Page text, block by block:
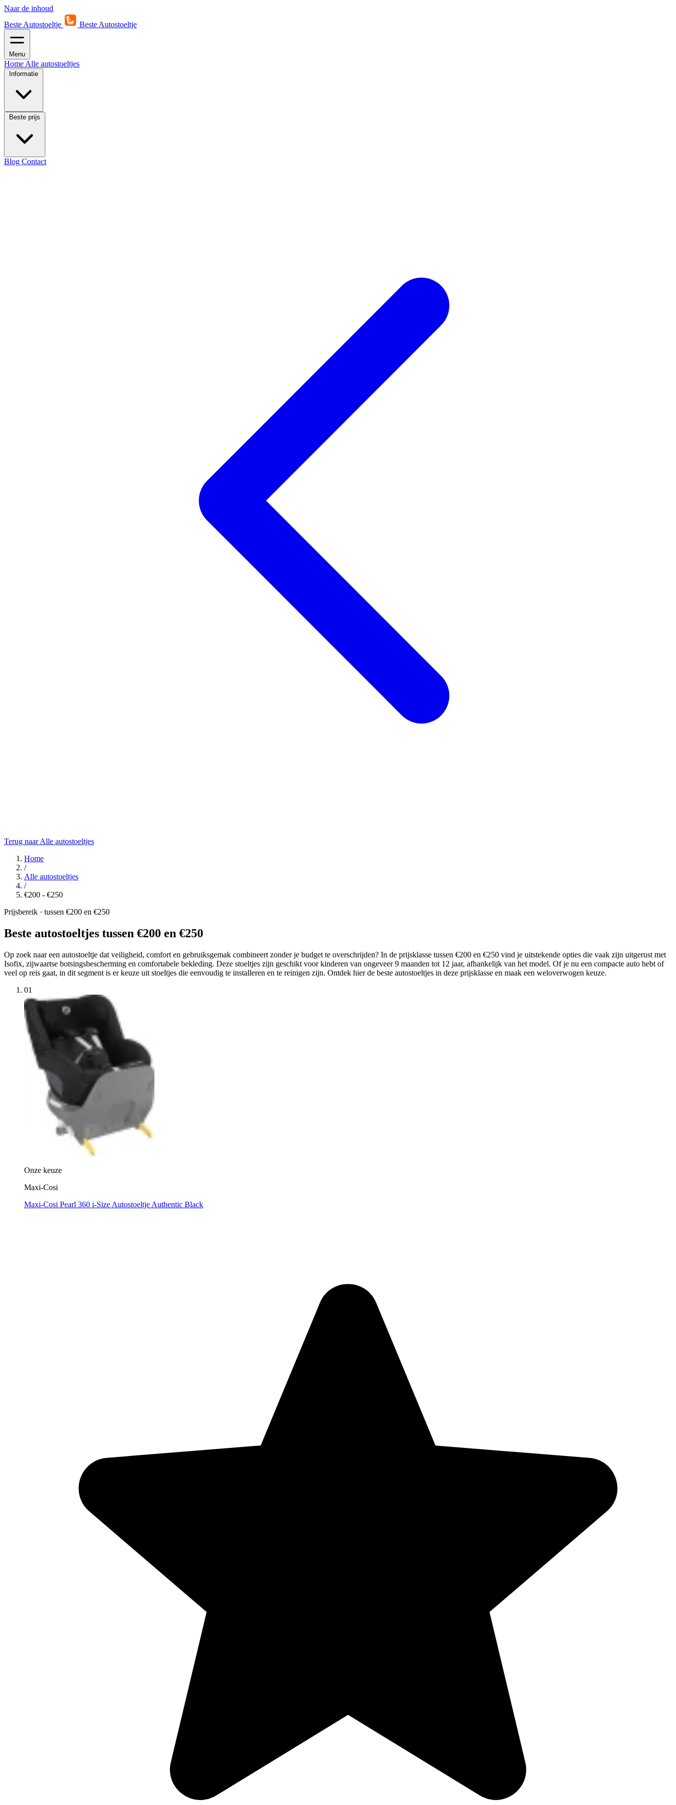
Naar de inhoud
Beste Autostoeltje
Beste Autostoeltje
Menu
Home Alle autostoeltjes
Informatie
Beste prijs
Blog Contact
Terug naar Alle autostoeltjes
Home
/
Alle autostoeltjes
/
€200 - €250
Prijsbereik · tussen €200 en €250
Beste autostoeltjes tussen €200 en €250
Op zoek naar een autostoeltje dat veiligheid, comfort en gebruiksgemak combineert zonder je budget te overschrijden? In de prijsklasse tussen €200 en €250 vind je uitstekende opties die vaak zijn uitgerust met
Isofix, zijwaartse botsingsbescherming en comfortabele bekleding. Deze stoeltjes zijn geschikt voor kinderen van ongeveer 9 maanden tot 12 jaar, afhankelijk van het model. Of je nu een compacte auto hebt of
veel op reis gaat, in dit segment is er keuze uit stoeltjes die eenvoudig te installeren en te reinigen zijn. Ontdek hier de beste autostoeltjes in deze prijsklasse en maak een weloverwogen keuze.
01
Onze keuze
Maxi-Cosi
Maxi-Cosi Pearl 360 i-Size Autostoeltje Authentic Black